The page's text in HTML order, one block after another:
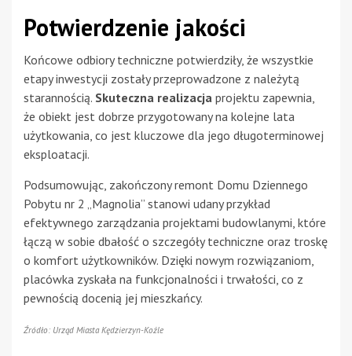
Potwierdzenie jakości
Końcowe odbiory techniczne potwierdziły, że wszystkie
etapy inwestycji zostały przeprowadzone z należytą
starannością. Skuteczna realizacja projektu zapewnia,
że obiekt jest dobrze przygotowany na kolejne lata
użytkowania, co jest kluczowe dla jego długoterminowej
eksploatacji.
Podsumowując, zakończony remont Domu Dziennego
Pobytu nr 2 „Magnolia” stanowi udany przykład
efektywnego zarządzania projektami budowlanymi, które
łączą w sobie dbałość o szczegóły techniczne oraz troskę
o komfort użytkowników. Dzięki nowym rozwiązaniom,
placówka zyskała na funkcjonalności i trwałości, co z
pewnością docenią jej mieszkańcy.
Źródło: Urząd Miasta Kędzierzyn-Koźle